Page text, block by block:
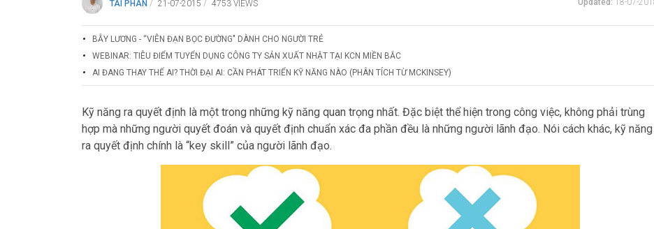
TAI PHAN / 21-07-2015 / 4753 VIEWS
BẪY LƯƠNG - “VIÊN ĐẠN BỌC ĐƯỜNG" DÀNH CHO NGƯỜI TRẺ
WEBINAR: TIÊU ĐIỂM TUYỂN DỤNG CÔNG TY SẢN XUẤT NHẬT TẠI KCN MIỀN BẮC
AI ĐANG THAY THẾ AI? THỜI ĐẠI AI: CẦN PHÁT TRIỂN KỸ NĂNG NÀO (PHÂN TÍCH TỪ MCKINSEY)
Kỹ năng ra quyết định là một trong những kỹ năng quan trọng nhất. Đặc biệt thể hiện trong công việc, không phải trùng
hợp mà những người quyết đoán và quyết định chuẩn xác đa phần đều là những người lãnh đạo. Nói cách khác, kỹ năng
ra quyết định chính là “key skill” của người lãnh đạo.